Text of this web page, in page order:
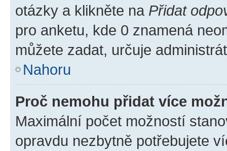
otázky a klikněte na Přidat
pro anketu, kde 0 znamená
můžete zadat, určuje
Nahoru
Proč nemohu přidat více
Maximální počet možností
opravdu nezbytně potřebujete